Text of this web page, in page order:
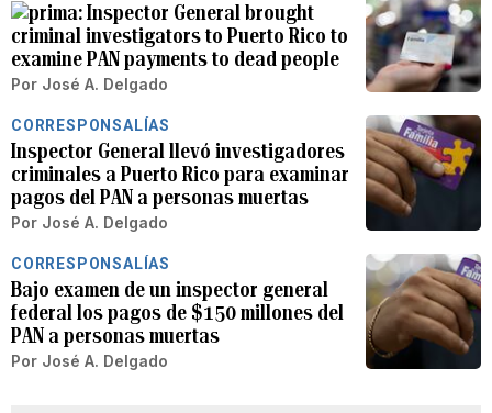
Inspector General brought
criminal investigators to Puerto Rico to
examine PAN payments to dead people
Por José A. Delgado
CORRESPONSALÍAS
Inspector General llevó investigadores
criminales a Puerto Rico para examinar
pagos del PAN a personas muertas
Por José A. Delgado
CORRESPONSALÍAS
Bajo examen de un inspector general
federal los pagos de $150 millones del
PAN a personas muertas
Por José A. Delgado